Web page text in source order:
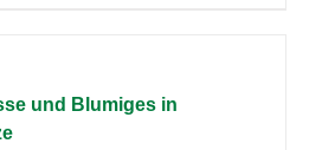
und Blumiges in